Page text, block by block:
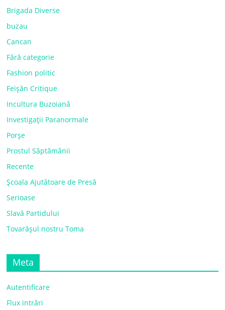
Brigada Diverse
buzau
Cancan
Fără categorie
Fashion politic
Feișăn Critique
Incultura Buzoiană
Investigații Paranormale
Porșe
Prostul Săptămânii
Recente
Școala Ajutătoare de Presă
Serioase
Slavă Partidului
Tovarășul nostru Toma
Meta
Autentificare
Flux intrări